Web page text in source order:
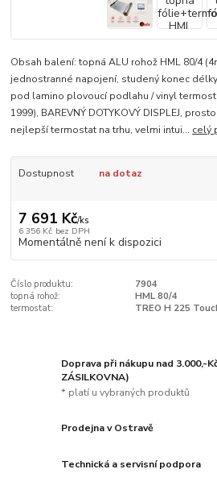
Obsah balení: topná ALU rohož HML 80/4
jednostranné napojení, studený konec
pod lamino plovoucí podlahu / vinyl
1999), BAREVNÝ DOTYKOVÝ DISPLEJ,
nejlepší termostat na trhu, velmi intui... celý
Dostupnost na dotaz
7 691 Kč/ks
6 356 Kč bez DPH
Momentálně není k dispozici
Číslo produktu:
7904
topná rohož:
HML 80/4
termostat:
TREO H 225
Doprava při nákupu nad 3.000,-
ZÁSILKOVNA)
* platí u vybraných produktů
Prodejna v Ostravě
Technická a servisní podpora